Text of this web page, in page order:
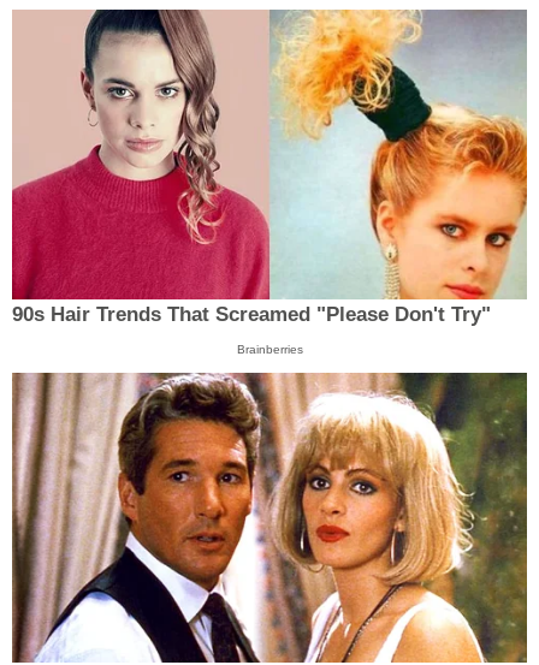
90s Hair Trends That Screamed "Please Don't Try"
Brainberries